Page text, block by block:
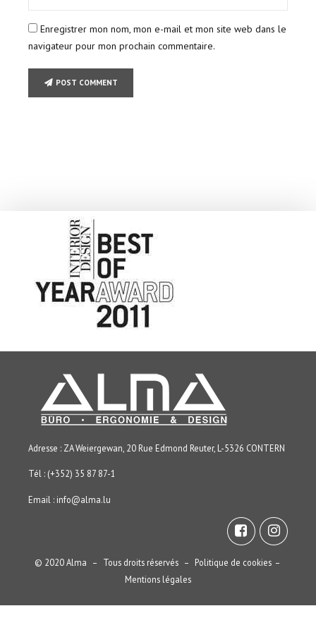
Enregistrer mon nom, mon e-mail et mon site web dans le
navigateur pour mon prochain commentaire.
POST COMMENT
Adresse : ZA Weiergewan, 20 Rue Edmond Reuter, L-5326 CONTERN
Tél : (+352) 35 87 87-1
Email : info@alma.lu
© 2020 Alma – Tous droits réservés – Politique de cookies –
Mentions légales